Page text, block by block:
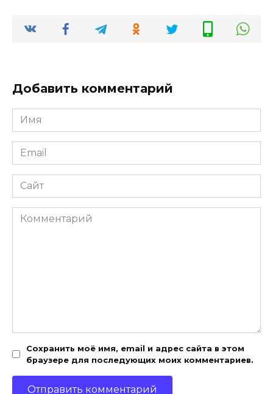
Добавить комментарий
Имя
*
Email
*
Сайт
Комментарий
Сохранить моё имя, email и адрес сайта в этом
браузере для последующих моих комментариев.